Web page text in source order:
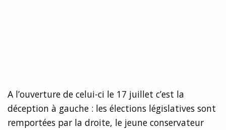
A l’ouverture de celui-ci le 17 juillet c’est la
déception à gauche : les élections législatives sont
remportées par la droite, le jeune conservateur